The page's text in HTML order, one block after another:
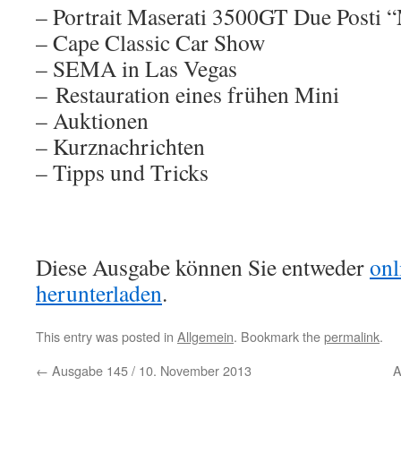
– Portrait Maserati 3500GT Due Posti
– Cape Classic Car Show
– SEMA in Las Vegas
– Restauration eines frühen Mini
– Auktionen
– Kurznachrichten
– Tipps und Tricks
Diese Ausgabe können Sie entweder
herunterladen.
This entry was posted in Allgemein. Bookmark thepermalink.
← Ausgabe 145 / 10. November 2013